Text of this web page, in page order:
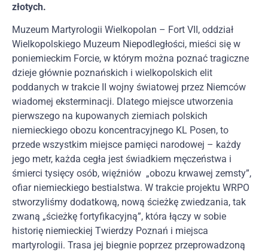
złotych.
Muzeum Martyrologii Wielkopolan – Fort VII, oddział
Wielkopolskiego Muzeum Niepodległości, mieści się w
poniemieckim Forcie, w którym można poznać tragiczne
dzieje głównie poznańskich i wielkopolskich elit
poddanych w trakcie II wojny światowej przez Niemców
wiadomej eksterminacji. Dlatego miejsce utworzenia
pierwszego na kupowanych ziemiach polskich
niemieckiego obozu koncentracyjnego KL Posen, to
przede wszystkim miejsce pamięci narodowej – każdy
jego metr, każda cegła jest świadkiem męczeństwa i
śmierci tysięcy osób, więźniów „obozu krwawej zemsty”,
ofiar niemieckiego bestialstwa. W trakcie projektu WRPO
stworzyliśmy dodatkową, nową ścieżkę zwiedzania, tak
zwaną „ścieżkę fortyfikacyjną”, która łączy w sobie
historię niemieckiej Twierdzy Poznań i miejsca
martyrologii. Trasa jej biegnie poprzez przeprowadzoną